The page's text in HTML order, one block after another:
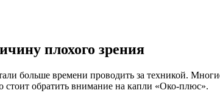
плохого зрения
больше времени проводить за техникой.
обратить внимание на капли «Око-плюс».